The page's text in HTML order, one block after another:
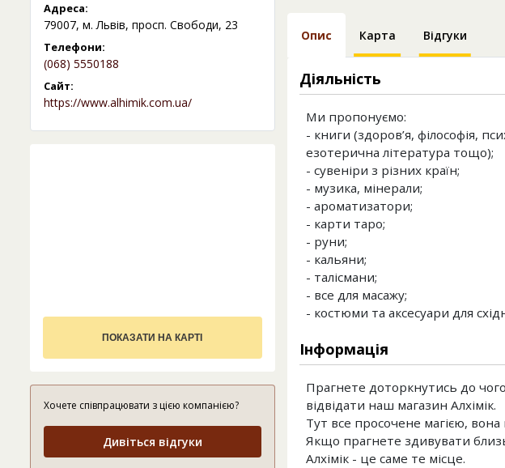
Адреса:
79007, м. Львів, просп. Свободи, 23
Телефони:
(068) 5550188
Сайт:
https://www.alhimik.com.ua/
ПОКАЗАТИ НА КАРТІ
Хочете співпрацювати з цією компанією?
Дивіться відгуки
Опис Карта Відгуки
Діяльність
Ми пропонуємо:
- книги (здоров’я, філософія,
езотерична література тощо);
- сувеніри з різних країн;
- музика, мінерали;
- ароматизатори;
- карти таро;
- руни;
- кальяни;
- талісмани;
- все для масажу;
- костюми та аксесуари для
Інформація
Прагнете доторкнутись до
відвідати наш магазин Алхімік.
Тут все просочене магією, вона
Якщо прагнете здивувати
Алхімік - це саме те місце.